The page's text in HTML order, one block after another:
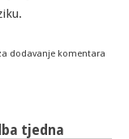
članaka na portalu za
dodavanje komentara
tjedna